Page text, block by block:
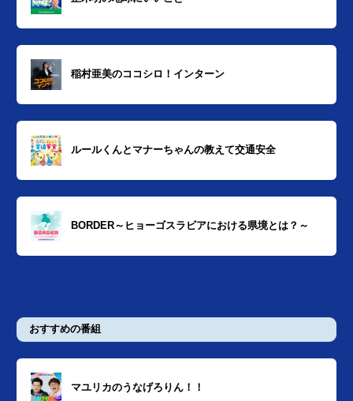
稲村亜美のココシロ！インターン
ルールくんとマナーちゃんの教えて交通安全
BORDER～ヒョーゴスラビアにおける県境とは？～
おすすめの番組
マユリカのうなげろりん！！